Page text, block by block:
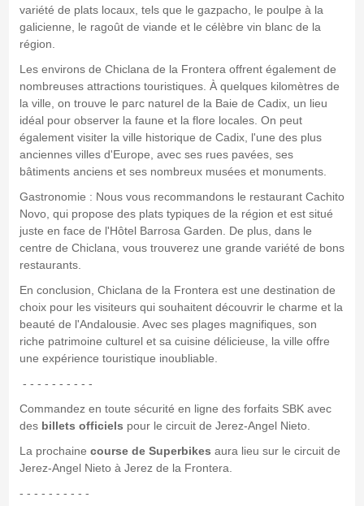
variété de plats locaux, tels que le gazpacho, le poulpe à la
galicienne, le ragoût de viande et le célèbre vin blanc de la
région.
Les environs de Chiclana de la Frontera offrent également de
nombreuses attractions touristiques. À quelques kilomètres de
la ville, on trouve le parc naturel de la Baie de Cadix, un lieu
idéal pour observer la faune et la flore locales. On peut
également visiter la ville historique de Cadix, l'une des plus
anciennes villes d'Europe, avec ses rues pavées, ses
bâtiments anciens et ses nombreux musées et monuments.
Gastronomie : Nous vous recommandons le restaurant Cachito
Novo, qui propose des plats typiques de la région et est situé
juste en face de l'Hôtel Barrosa Garden. De plus, dans le
centre de Chiclana, vous trouverez une grande variété de bons
restaurants.
En conclusion, Chiclana de la Frontera est une destination de
choix pour les visiteurs qui souhaitent découvrir le charme et la
beauté de l'Andalousie. Avec ses plages magnifiques, son
riche patrimoine culturel et sa cuisine délicieuse, la ville offre
une expérience touristique inoubliable.
- - - - - - - - - -
Commandez en toute sécurité en ligne des forfaits SBK avec
des billets officiels pour le circuit de Jerez-Angel Nieto.
La prochaine course de Superbikes aura lieu sur le circuit de
Jerez-Angel Nieto à Jerez de la Frontera.
- - - - - - - - - -